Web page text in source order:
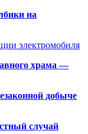
на
электромобиля
храма —
добыче
случай